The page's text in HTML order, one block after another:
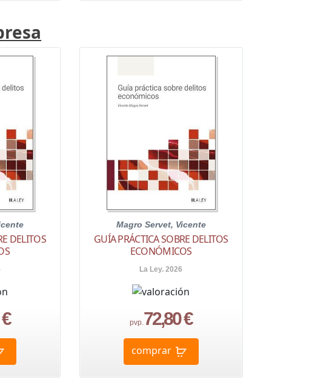
DELITOS
Magro Servet, Vicente
GUÍA PRÁCTICA SOBRE DELITOS
ECONÓMICOS
La Ley. 2026
pvp.72,80 €
comprar